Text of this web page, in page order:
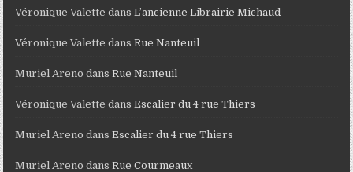
Véronique Valette dansL’ancienne Librairie Michaud
Véronique Valette dansRue Nanteuil
Muriel Areno dansRue Nanteuil
Véronique Valette dansEscalier du 4 rue Thiers
Muriel Areno dansEscalier du 4 rue Thiers
Muriel Areno dansRue Courmeaux